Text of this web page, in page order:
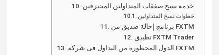
خدمة نسخ صفقات المتداولين المحترفين
خطوات نسخ المتداولين
برنامج إحالة صديق من FXTM
تطبيق FXTM Trader
الدول المحظورة من التداول فى شركة FXTM